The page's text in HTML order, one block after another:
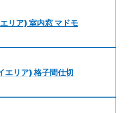
リア) 室内窓 マドモ
エリア) 格子間仕切